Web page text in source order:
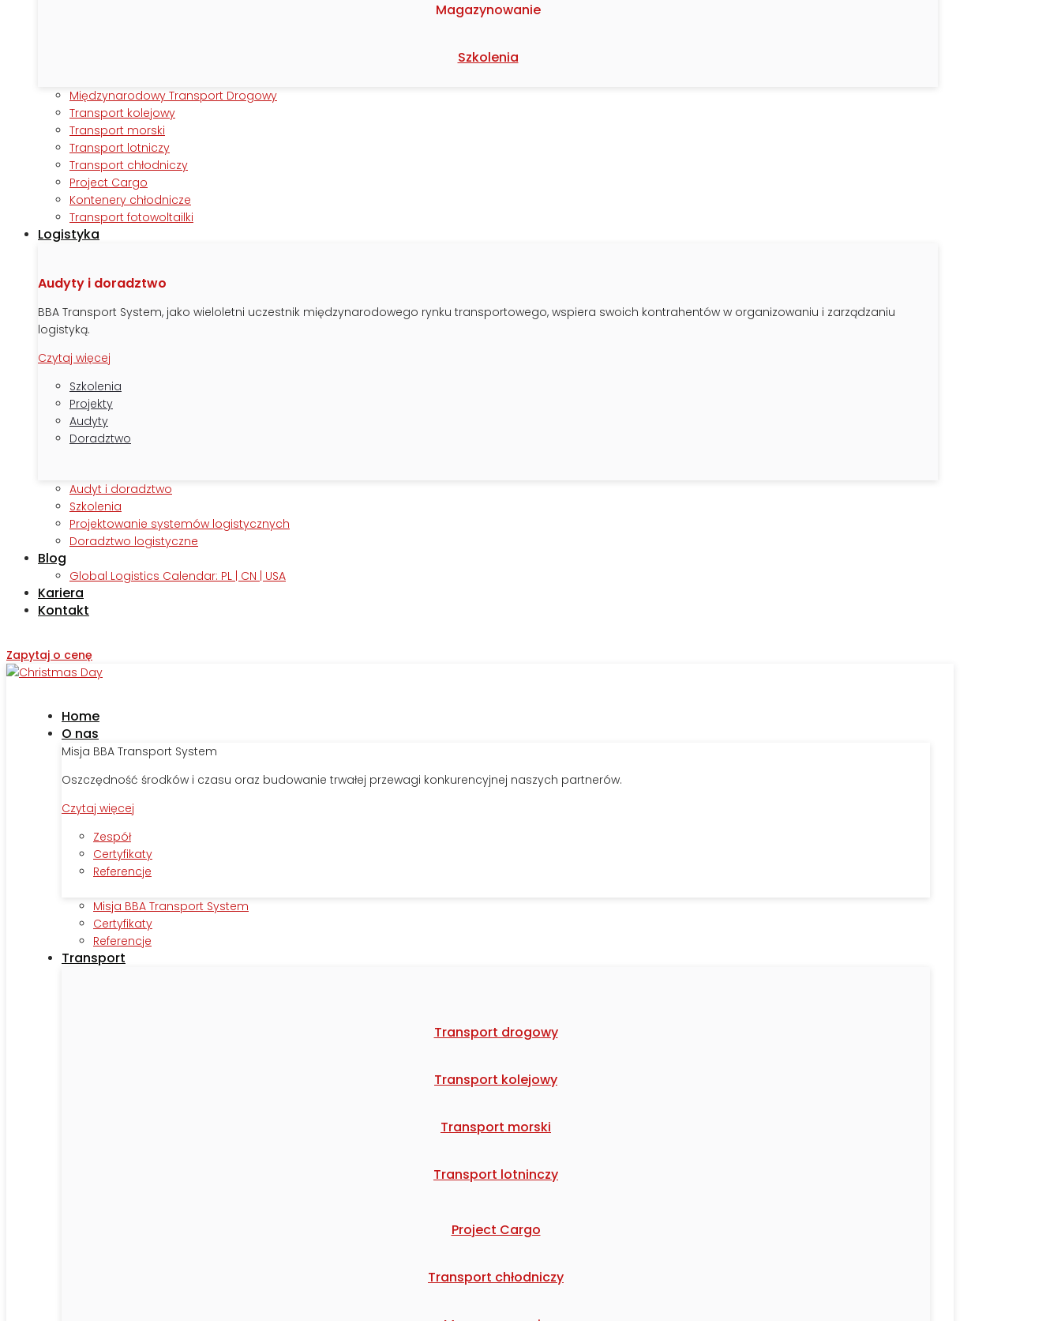
Magazynowanie
Szkolenia
Międzynarodowy Transport Drogowy
Transport kolejowy
Transport morski
Transport lotniczy
Transport chłodniczy
Project Cargo
Kontenery chłodnicze
Transport fotowoltailki
Logistyka
Audyty i doradztwo
BBA Transport System, jako wieloletni uczestnik międzynarodowego rynku transportowego, wspiera swoich kontrahentów w organizowaniu i zarządzaniu
logistyką.
Czytaj więcej
Szkolenia
Projekty
Audyty
Doradztwo
Audyt i doradztwo
Szkolenia
Projektowanie systemów logistycznych
Doradztwo logistyczne
Blog
Global Logistics Calendar: PL | CN | USA
Kariera
Kontakt
Zapytaj o cenę
Home
O nas
Misja BBA Transport System
Oszczędność środków i czasu oraz budowanie trwałej przewagi konkurencyjnej naszych partnerów.
Czytaj więcej
Zespół
Certyfikaty
Referencje
Misja BBA Transport System
Certyfikaty
Referencje
Transport
Transport drogowy
Transport kolejowy
Transport morski
Transport lotninczy
Project Cargo
Transport chłodniczy